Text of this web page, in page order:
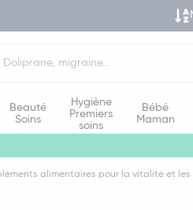
Beauté
Soins
Hygiène
Premiers
soins
Bébé
Maman
alimentaires pour la vitalité et les